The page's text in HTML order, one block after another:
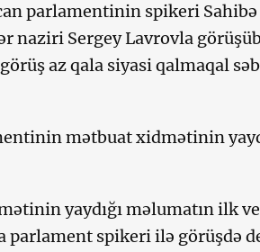
parlamentinin spikeri Sahibə
naziri Sergey Lavrovla
az qala siyasi qalmaqal
mətbuat xidmətinin
yaydığı məlumatın ilk
parlament spikeri ilə görüşdə